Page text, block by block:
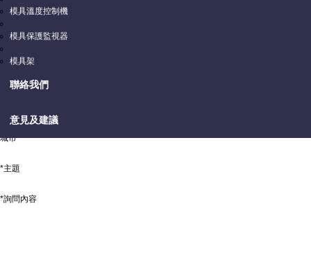
模具溫度控制機
模具保護監視器
模具架
聯絡我們
意見及建議
傳真
行動電話
城市
*主題
*詢問內容